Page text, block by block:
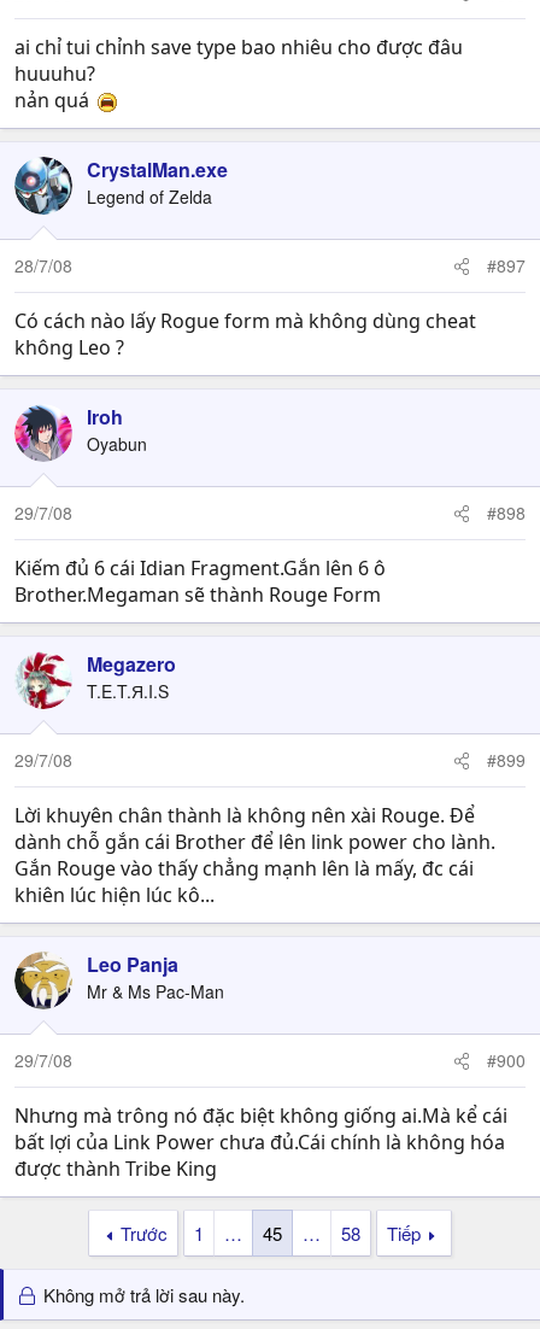
ai chỉ tui chỉnh save type bao nhiêu cho được đâu
huuuhu?
nản quá
CrystalMan.exe
Legend of Zelda
28/7/08 #897
Có cách nào lấy Rogue form mà không dùng cheat
không Leo ?
Iroh
Oyabun
29/7/08 #898
Kiếm đủ 6 cái Idian Fragment.Gắn lên 6 ô
Brother.Megaman sẽ thành Rouge Form
Megazero
T.E.T.Я.I.S
29/7/08 #899
Lời khuyên chân thành là không nên xài Rouge. Để
dành chỗ gắn cái Brother để lên link power cho lành.
Gắn Rouge vào thấy chẳng mạnh lên là mấy, đc cái
khiên lúc hiện lúc kô...
Leo Panja
Mr & Ms Pac-Man
29/7/08 #900
Nhưng mà trông nó đặc biệt không giống ai.Mà kể cái
bất lợi của Link Power chưa đủ.Cái chính là không hóa
được thành Tribe King
Trước 1 … 45 … 58 Tiếp
Không mở trả lời sau này.